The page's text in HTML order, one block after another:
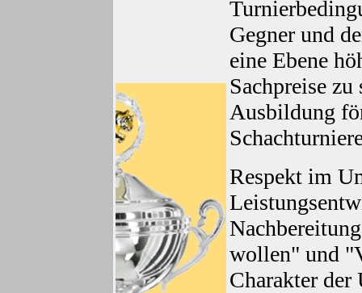
Gegner und
eine Ebene
Sachpreise
Ausbildung
Respekt im
wollen" und
Charakter